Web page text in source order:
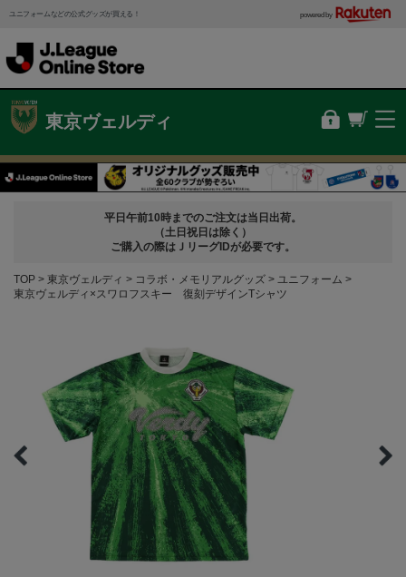
ユニフォームなどの公式グッズが買える！ powered by
東京ヴェルディ
平日午前10時までのご注文は当日出荷。
（土日祝日は除く）
ご購入の際はＪリーグIDが必要です。
TOP 東京ヴェルディ コラボ・メモリアルグッズ
ユニフォーム
東京ヴェルディ×スワロフスキー 復刻デザインTシャツ